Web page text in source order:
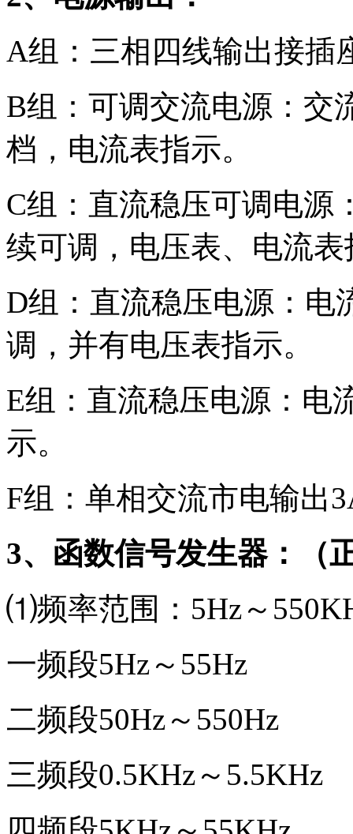
A组：三相四线输出接插
B组：可调交流电源：交
档，电流表指示。
C组：直流稳压可调电源
续可调，电压表、电流表
D组：直流稳压电源：电
调，并有电压表指示。
E组：直流稳压电源：电
示。
F组：单相交流市电输出
3、函数信号发生器：（
⑴频率范围：5Hz～
一频段5Hz～55Hz
二频段50Hz～550Hz
三频段0.5KHz～5.5KHz